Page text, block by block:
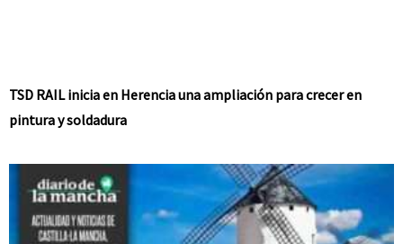
TSD RAIL inicia en Herencia una ampliación para crecer en
pintura y soldadura